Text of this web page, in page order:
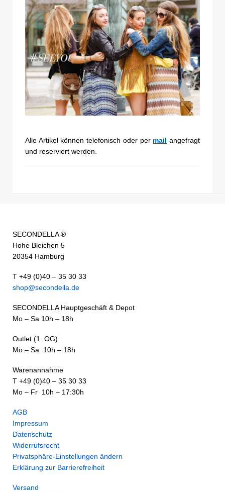
Alle Artikel können telefonisch oder per mail angefragt
und reserviert werden.
SECONDELLA ®
Hohe Bleichen 5
20354 Hamburg
T +49 (0)40 – 35 30 33
shop@secondella.de
SECONDELLA Hauptgeschäft & Depot
Mo – Sa 10h – 18h
Outlet (1. OG)
Mo – Sa 10h – 18h
Warenannahme
T +49 (0)40 – 35 30 33
Mo – Fr 10h – 17:30h
AGB
Impressum
Datenschutz
Widerrufsrecht
Privatsphäre-Einstellungen ändern
Erklärung zur Barrierefreiheit
Versand